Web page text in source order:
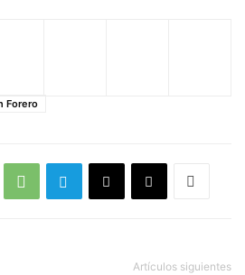
Forero
Artículos siguientes